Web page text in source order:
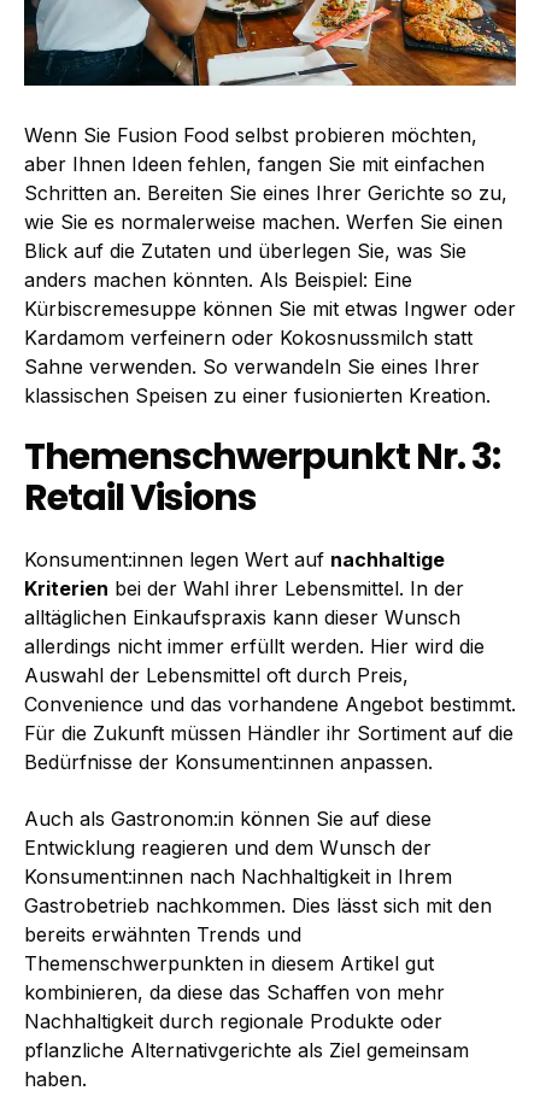
Wenn Sie Fusion Food selbst probieren möchten,
aber Ihnen Ideen fehlen, fangen Sie mit einfachen
Schritten an. Bereiten Sie eines Ihrer Gerichte so zu,
wie Sie es normalerweise machen. Werfen Sie einen
Blick auf die Zutaten und überlegen Sie, was Sie
anders machen könnten. Als Beispiel: Eine
Kürbiscremesuppe können Sie mit etwas Ingwer oder
Kardamom verfeinern oder Kokosnussmilch statt
Sahne verwenden. So verwandeln Sie eines Ihrer
klassischen Speisen zu einer fusionierten Kreation.
Themenschwerpunkt Nr. 3:
Retail Visions
Konsument:innen legen Wert auf nachhaltige
Kriterien bei der Wahl ihrer Lebensmittel. In der
alltäglichen Einkaufspraxis kann dieser Wunsch
allerdings nicht immer erfüllt werden. Hier wird die
Auswahl der Lebensmittel oft durch Preis,
Convenience und das vorhandene Angebot bestimmt.
Für die Zukunft müssen Händler ihr Sortiment auf die
Bedürfnisse der Konsument:innen anpassen.
Auch als Gastronom:in können Sie auf diese
Entwicklung reagieren und dem Wunsch der
Konsument:innen nach Nachhaltigkeit in Ihrem
Gastrobetrieb nachkommen. Dies lässt sich mit den
bereits erwähnten Trends und
Themenschwerpunkten in diesem Artikel gut
kombinieren, da diese das Schaffen von mehr
Nachhaltigkeit durch regionale Produkte oder
pflanzliche Alternativgerichte als Ziel gemeinsam
haben.